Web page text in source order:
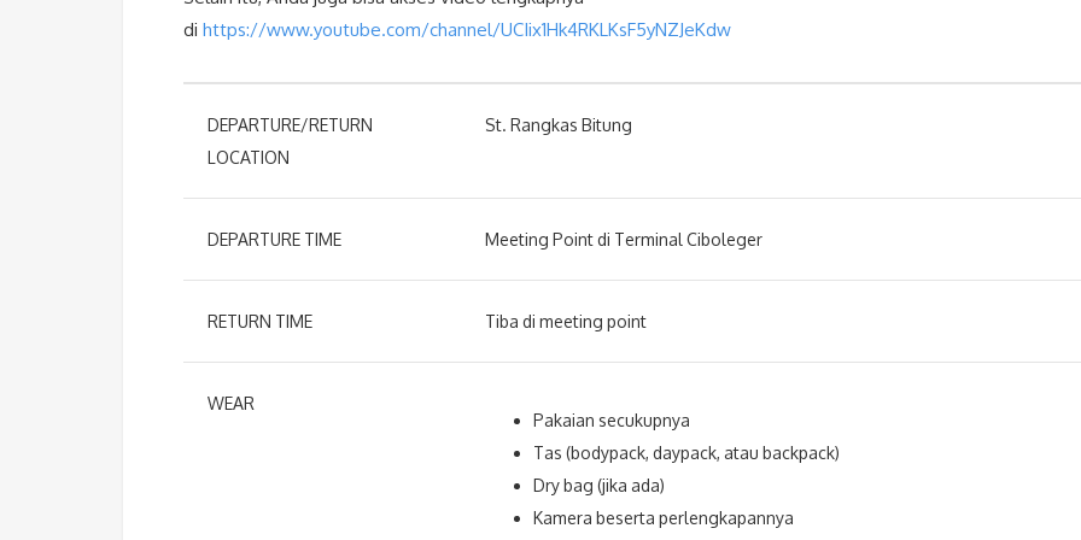
di https://www.youtube.com/channel/UCIix1Hk4RKLKsF5yNZJeKdw
DEPARTURE/RETURN
LOCATION
St. Rangkas Bitung
DEPARTURE TIME Meeting Point di Terminal Ciboleger
RETURN TIME Tiba di meeting point
WEAR
Pakaian secukupnya
Tas (bodypack, daypack, atau backpack)
Dry bag (jika ada)
Kamera beserta perlengkapannya